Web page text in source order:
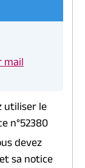
mail
utiliser le
n°52380
devez
et sa notice